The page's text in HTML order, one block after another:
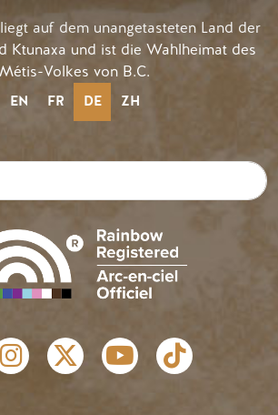
auf dem unangetasteten Land der
Ktunaxa und ist die Wahlheimat des
Métis-Volkes von B.C.
EN FR DE ZH
LINKS